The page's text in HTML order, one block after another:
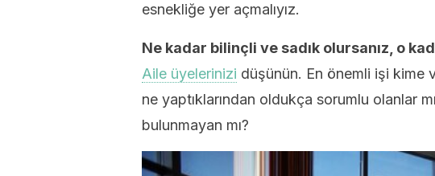
esnekliğe yer açmalıyız.
Ne kadar bilinçli ve sadık olursanız, o
Aile üyelerinizi düşünün. En önemli işi kime
ne yaptıklarından oldukça sorumlu olanlar
bulunmayan mı?